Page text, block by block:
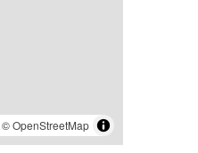
©OpenStreetMap